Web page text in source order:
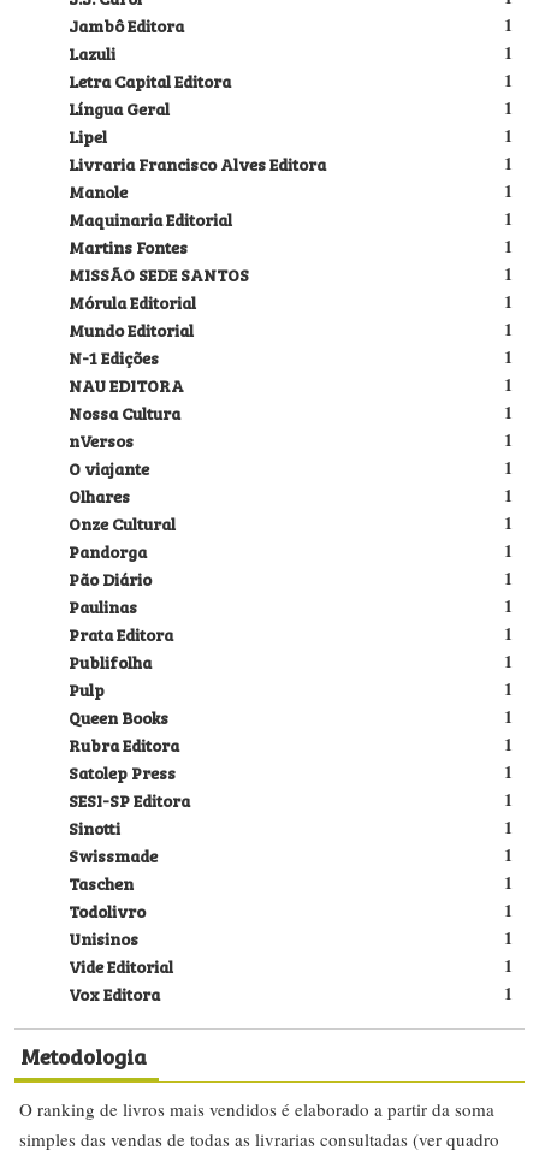
1
Jambô Editora
1
Lazuli
1
Letra Capital Editora
1
Língua Geral
1
Lipel
1
Livraria Francisco Alves Editora
1
Manole
1
Maquinaria Editorial
1
Martins Fontes
1
MISSÃO SEDE SANTOS
1
Mórula Editorial
1
Mundo Editorial
1
N-1 Edições
1
NAU EDITORA
1
Nossa Cultura
1
nVersos
1
O viajante
1
Olhares
1
Onze Cultural
1
Pandorga
1
Pão Diário
1
Paulinas
1
Prata Editora
1
Publifolha
1
Pulp
1
Queen Books
1
Rubra Editora
1
Satolep Press
1
SESI-SP Editora
1
Sinotti
1
Swissmade
1
Taschen
1
Todolivro
1
Unisinos
1
Vide Editorial
1
Vox Editora
Metodologia
O ranking de livros mais vendidos é elaborado a partir da soma
simples das vendas de todas as livrarias consultadas (ver quadro